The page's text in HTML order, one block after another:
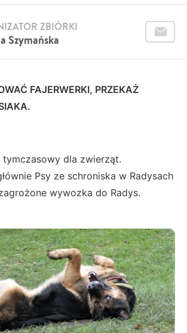
Szymańska
ZBIÓRKI
FAJERWERKI, PRZEKAŻ
tymczasowy dla zwierząt.
Psy ze schroniska w Radysach
wywozka do Radys.